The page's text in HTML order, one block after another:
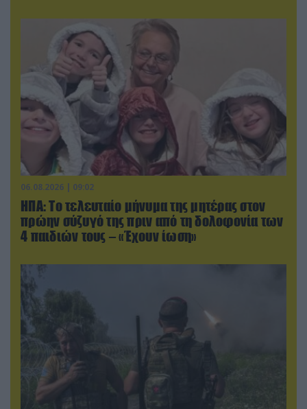
06.08.2026 | 09:02
ΗΠΑ: Το τελευταίο μήνυμα της μητέρας στον
πρώην σύζυγό της πριν από τη δολοφονία των
4 παιδιών τους – «Έχουν ίωση»